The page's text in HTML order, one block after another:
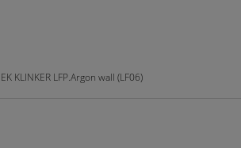
KLINKER LFP.Argon wall (LF06)